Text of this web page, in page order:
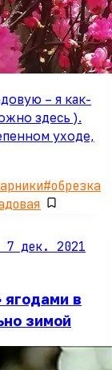
– я как-
здесь ).
уходе,
#обрезка
7 дек. 2021
в
зимой